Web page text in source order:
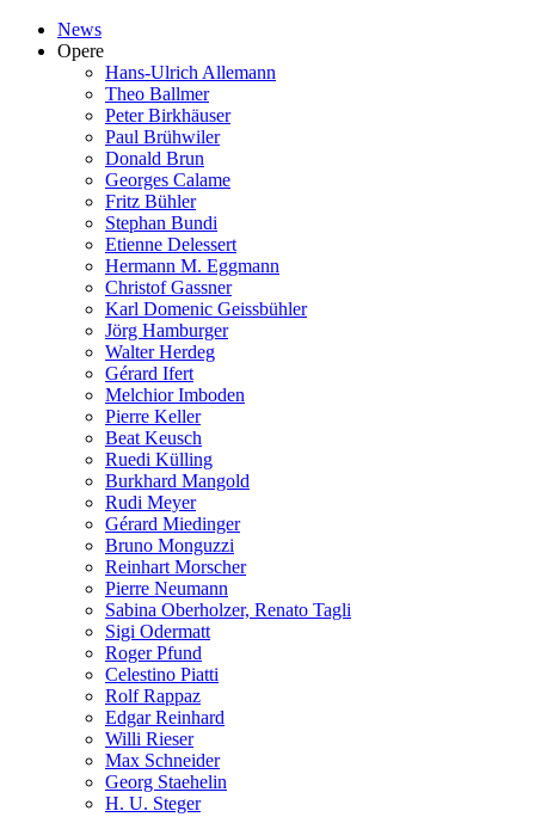
News
Opere
Hans-Ulrich Allemann
Theo Ballmer
Peter Birkhäuser
Paul Brühwiler
Donald Brun
Georges Calame
Fritz Bühler
Stephan Bundi
Etienne Delessert
Hermann M. Eggmann
Christof Gassner
Karl Domenic Geissbühler
Jörg Hamburger
Walter Herdeg
Gérard Ifert
Melchior Imboden
Pierre Keller
Beat Keusch
Ruedi Külling
Burkhard Mangold
Rudi Meyer
Gérard Miedinger
Bruno Monguzzi
Reinhart Morscher
Pierre Neumann
Sabina Oberholzer, Renato Tagli
Sigi Odermatt
Roger Pfund
Celestino Piatti
Rolf Rappaz
Edgar Reinhard
Willi Rieser
Max Schneider
Georg Staehelin
H. U. Steger